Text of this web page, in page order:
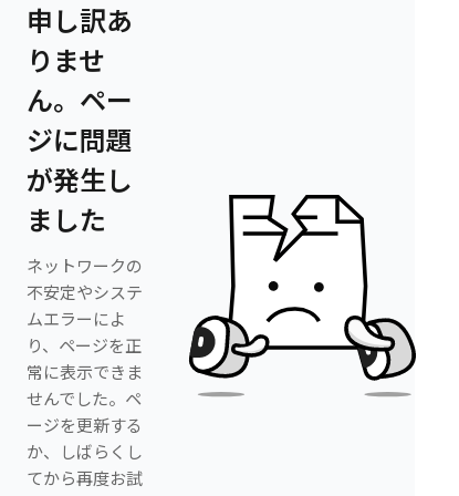
申し訳あ
りませ
ん。ペー
ジに問題
が発生し
ました
ネットワークの
不安定やシステ
ムエラーによ
り、ページを正
常に表示できま
せんでした。ペ
ージを更新する
か、しばらくし
てから再度お試